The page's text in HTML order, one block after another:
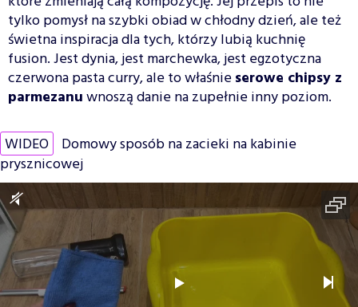
tylko pomysł na szybki obiad w chłodny dzień, ale też
świetna inspiracja dla tych, którzy lubią kuchnię
fusion. Jest dynia, jest marchewka, jest egzotyczna
czerwona pasta curry, ale to właśnieserowe chipsy z
parmezanuwnoszą danie na zupełnie inny poziom.
WIDEO Domowy sposób na zacieki na kabinie
prysznicowej